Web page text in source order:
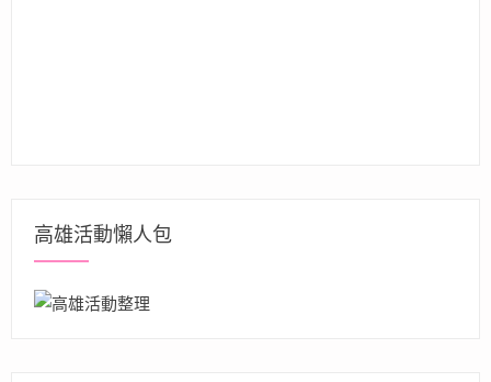
高雄活動懶人包